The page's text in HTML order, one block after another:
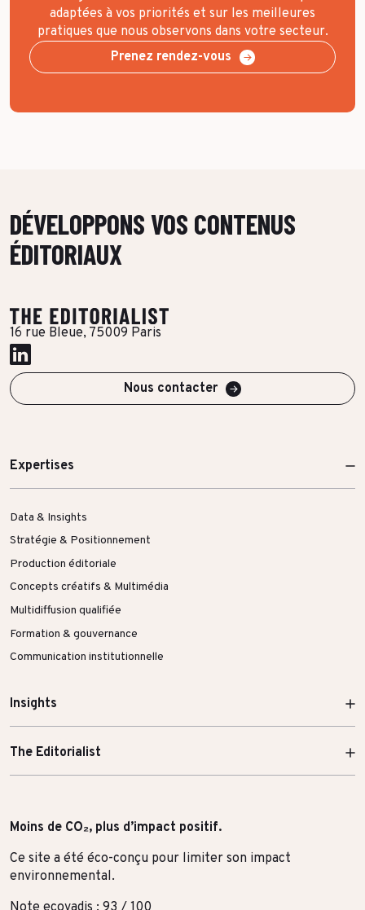
adaptées à vos priorités et sur les meilleures
pratiques que nous observons dans votre secteur.
Prenez rendez-vous
DÉVELOPPONS VOS CONTENUS
ÉDITORIAUX
16 rue Bleue, 75009 Paris
Nous contacter
Expertises
Data & Insights
Stratégie & Positionnement
Production éditoriale
Concepts créatifs & Multimédia
Multidiffusion qualifiée
Formation & gouvernance
Communication institutionnelle
Insights
The Editorialist
Moins de CO₂, plus d’impact positif.
Ce site a été éco-conçu pour limiter son impact
environnemental.